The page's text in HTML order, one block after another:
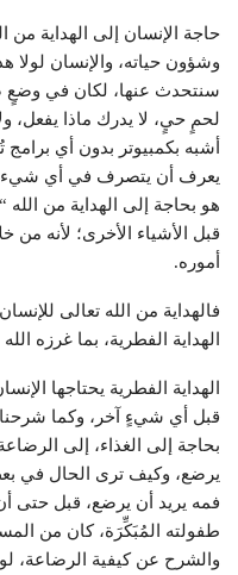
حاجة الإنسان إلى الهداية
وشؤون حياته، والإنسان لولا
سنتحدث عنها، لكان في وضعٍ
لحمٍ حيٍ، لا يدرك ماذا يفعل،
أشبه بكمبيوتر بدون أي
يعرف أن يتصرف في أي
هو بحاجة إلى الهداية من الله
قبل الأشياء الأخرى؛ لأنه
أموره.
فالهداية من الله تعالى
الهداية الفطرية، بما غرزه
الهداية الفطرية يحتاجها
قبل أي شيءٍ آخر، وكما
بحاجة إلى الغذاء، إلى
يرضع، وكيف ترى الحال في
فمه يريد أن يرضع، قبل حتى
طفولته المُبَكِّرَة، كان من
والشرح عن كيفية الرضاعة،